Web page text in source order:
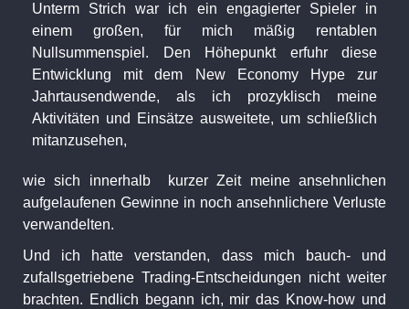
Unterm Strich war ich ein engagierter Spieler in
einem großen, für mich mäßig rentablen
Nullsummenspiel. Den Höhepunkt erfuhr diese
Entwicklung mit dem New Economy Hype zur
Jahrtausendwende, als ich prozyklisch meine
Aktivitäten und Einsätze ausweitete, um schließlich
mitanzusehen,
wie sich innerhalb kurzer Zeit meine ansehnlichen
aufgelaufenen Gewinne in noch ansehnlichere Verluste
verwandelten.
Und ich hatte verstanden, dass mich bauch- und
zufallsgetriebene Trading-Entscheidungen nicht weiter
brachten. Endlich begann ich, mir das Know-how und